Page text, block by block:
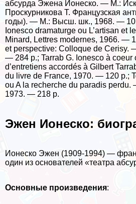
абсурда Эжена Ионеско. — М.:
Проскурникова Т. Французская
годы). — М.: Высш. шк., 1968. —
Ionesco dramaturge ou L’artisan et
Minard, Lettres modernes, 1966. —
et perspective: Colloque de Cerisy.
— 284 p.; Tarrab G. Ionesco à coeur
d’entretiens accordés à Gilbert
du livre de France, 1970. — 120 p.;
ou A la recherche du paradis
1973. — 218 p.
Эжен Ионеско:
Ионеско Эжен (1909-1994) —
один из основателей «театра
Основные произведения: